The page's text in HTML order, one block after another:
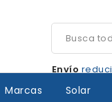
Envío
Marcas Solar